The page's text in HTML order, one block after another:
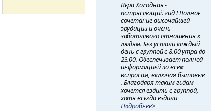
Вера Холодная -
потрясающий гид ! Полное
сочетание высочайшей
эрудиции и очень
заботливого отношения к
людям. Без устали каждый
день с группой с 8.00 утра до
23.00. Обеспечивает полной
информацией по всем
вопросам, включая бытовые
. Благодаря таким гидам
хочется ездить с группой,
хотя всегда ездили
Подробнее>